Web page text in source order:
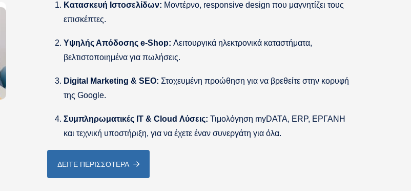
Κατασκευή Ιστοσελίδων: Μοντέρνο, responsive design που μαγνητίζει τους
επισκέπτες.
Υψηλής Απόδοσης e-Shop: Λειτουργικά ηλεκτρονικά καταστήματα,
βελτιστοποιημένα για πωλήσεις.
Digital Marketing & SEO: Στοχευμένη προώθηση για να βρεθείτε στην κορυφή
της Google.
Συμπληρωματικές IT & Cloud Λύσεις: Τιμολόγηση myDATA, ERP, ΕΡΓΑΝΗ
και τεχνική υποστήριξη, για να έχετε έναν συνεργάτη για όλα.
ΔΕΙΤΕ ΠΕΡΙΣΣΟΤΕΡΑ